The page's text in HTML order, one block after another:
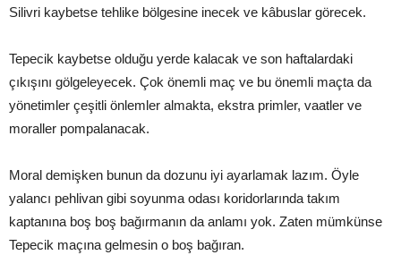
Silivri kaybetse tehlike bölgesine inecek ve kâbuslar görecek.
Tepecik kaybetse olduğu yerde kalacak ve son haftalardaki
çıkışını gölgeleyecek. Çok önemli maç ve bu önemli maçta da
yönetimler çeşitli önlemler almakta, ekstra primler, vaatler ve
moraller pompalanacak.
Moral demişken bunun da dozunu iyi ayarlamak lazım. Öyle
yalancı pehlivan gibi soyunma odası koridorlarında takım
kaptanına boş boş bağırmanın da anlamı yok. Zaten mümkünse
Tepecik maçına gelmesin o boş bağıran.